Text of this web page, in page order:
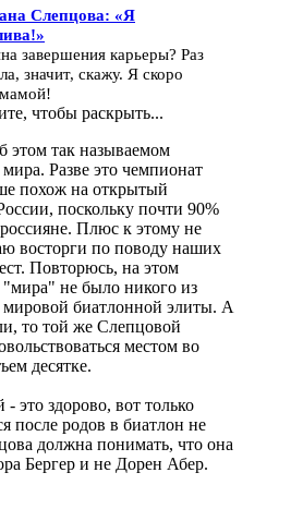
Слепцова: «Я
завершения карьеры? Раз
значит, скажу. Я скоро
чтобы раскрыть...
этом так называемом
Разве это чемпионат
похож на открытый
поскольку почти 90%
Плюс к этому не
восторги по поводу наших
Повторюсь, на этом
"мира" не было никого из
мировой биатлонной элиты. А
то той же Слепцовой
местом во
десятке.
это здорово, вот только
после родов в биатлон не
должна понимать, что она
Бергер и не Дорен Абер.